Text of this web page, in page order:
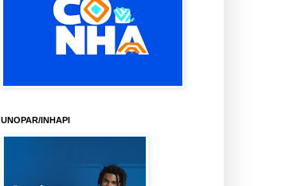
UNOPAR/INHAPI